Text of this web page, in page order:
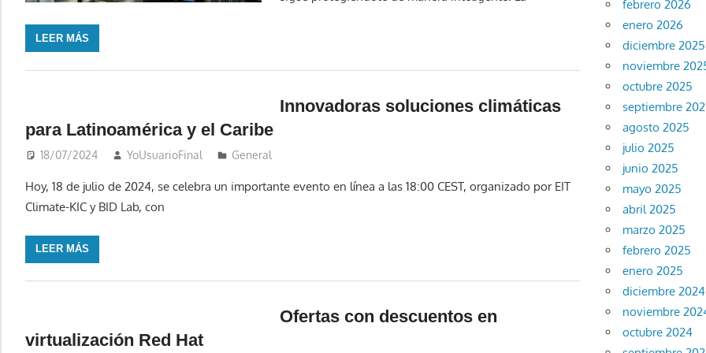
LEER MÁS
Innovadoras soluciones climáticas
para Latinoamérica y el Caribe
18/07/2024 YoUsuarioFinal General
Hoy, 18 de julio de 2024, se celebra un importante evento en línea a las 18:00 CEST, organizado por EIT
Climate-KIC y BID Lab, con
LEER MÁS
Ofertas con descuentos en
virtualización Red Hat
febrero 2026
enero 2026
diciembre 2025
noviembre
octubre 2025
septiembre
agosto 2025
julio 2025
junio 2025
mayo 2025
abril 2025
marzo 2025
febrero 2025
enero 2025
diciembre 2024
noviembre
octubre 2024